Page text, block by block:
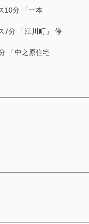
10分 「一本
7分 「江川町」 停
「中之原住宅